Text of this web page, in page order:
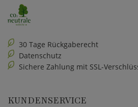
30 Tage Rückgaberecht
Datenschutz
Sichere Zahlung mit SSL-
KUNDENSERVICE